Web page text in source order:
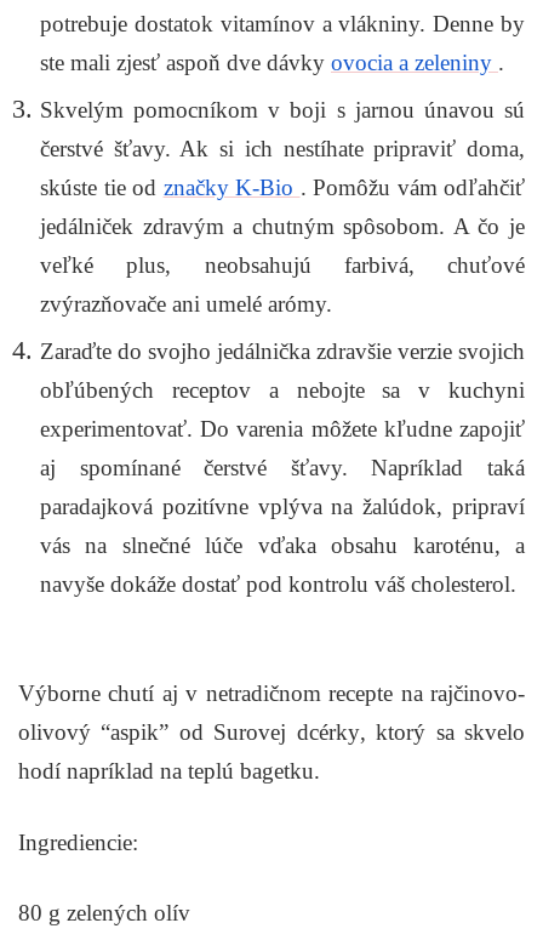
potrebuje dostatok vitamínov a vlákniny. Denne by
ste mali zjesť aspoň dve dávky ovocia a zeleniny .
Skvelým pomocníkom v boji s jarnou únavou sú
čerstvé šťavy. Ak si ich nestíhate pripraviť doma,
skúste tie od značky K-Bio . Pomôžu vám odľahčiť
jedálniček zdravým a chutným spôsobom. A čo je
veľké plus, neobsahujú farbivá, chuťové
zvýrazňovače ani umelé arómy.
Zaraďte do svojho jedálnička zdravšie verzie svojich
obľúbených receptov a nebojte sa v kuchyni
experimentovať. Do varenia môžete kľudne zapojiť
aj spomínané čerstvé šťavy. Napríklad taká
paradajková pozitívne vplýva na žalúdok, pripraví
vás na slnečné lúče vďaka obsahu karoténu, a
navyše dokáže dostať pod kontrolu váš cholesterol.
Výborne chutí aj v netradičnom recepte na rajčinovo-
olivový “aspik” od Surovej dcérky, ktorý sa skvelo
hodí napríklad na teplú bagetku.
Ingrediencie:
80 g zelených olív